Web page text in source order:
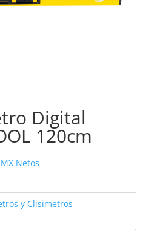
Digital
120cm
Netos
y Clisimetros